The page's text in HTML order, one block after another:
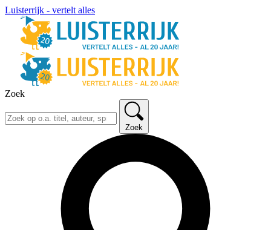
Luisterrijk - vertelt alles
Zoek
Zoek